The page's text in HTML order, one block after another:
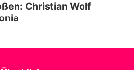
Christian Wolf